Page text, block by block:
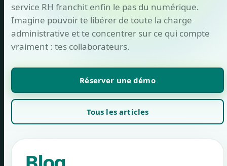
service RH franchit enfin le pas du numérique.
Imagine pouvoir te libérer de toute la charge
administrative et te concentrer sur ce qui compte
vraiment : tes collaborateurs.
Réserver une démo
Tous les articles